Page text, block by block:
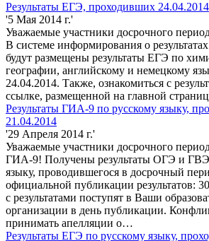
Результаты ЕГЭ, проходивших 24.04.2014
'5 Мая 2014 г.'
Уважаемые участники досрочного
В системе информирования о
будут размещены результаты ЕГЭ по
географии, английскому и немецкому
24.04.2014. Также, ознакомиться с
ссылке, размещенной на главной
Результаты ГИА-9 по русскому языку,
21.04.2014
'29 Апреля 2014 г.'
Уважаемые участники досрочного
ГИА-9! Получены результаты ОГЭ и
языку, проводившегося в досрочный
официальной публикации результатов:
с результатами поступят в Ваши
организации в день публикации.
принимать апелляции о…
Результаты ЕГЭ по русскому языку,